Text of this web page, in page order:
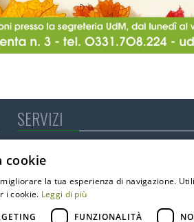
SERVIZI
Minialloggi
Centro Diurno Integrato e Alzheimer
Il Melo Campus
RSA aperta
Poliambulatorio specialistico
cookie
la tua esperienza di navigazione.
i cookie. Leggi di più
FUNZIONALITÀ